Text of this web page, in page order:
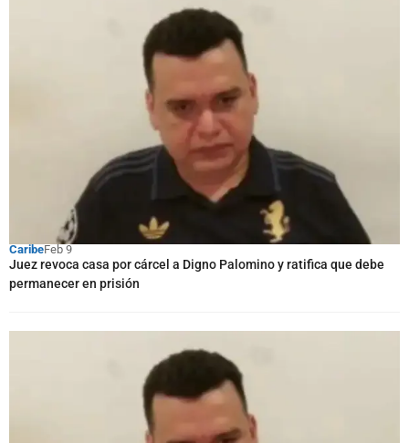
CaribeFeb 9
Juez revoca casa por cárcel a Digno Palomino y ratifica que debe
permanecer en prisión